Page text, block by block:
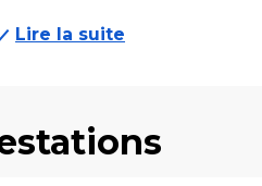
Lire la suite